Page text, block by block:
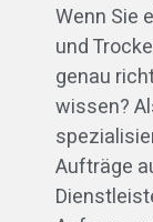
Wenn Sie
und
genau
wissen?
Aufträge